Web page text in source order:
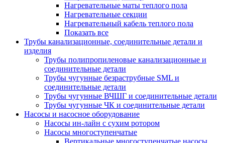
Нагревательные маты теплого пола
Нагревательные секции
Нагревательный кабель теплого пола
Показать все
Трубы канализационные, соединительные детали и
изделия
Трубы полипропиленовые канализационные и
соединительные детали
Трубы чугунные безраструбные SML и
соединительные детали
Трубы чугунные ВЧШГ и соединительные детали
Трубы чугунные ЧК и соединительные детали
Насосы и насосное оборудование
Насосы ин-лайн с сухим ротором
Насосы многоступенчатые
Вертикальные многоступенчатые насосы